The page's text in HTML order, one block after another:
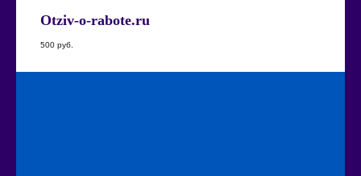
Otziv-o-rabote.ru
500 руб.